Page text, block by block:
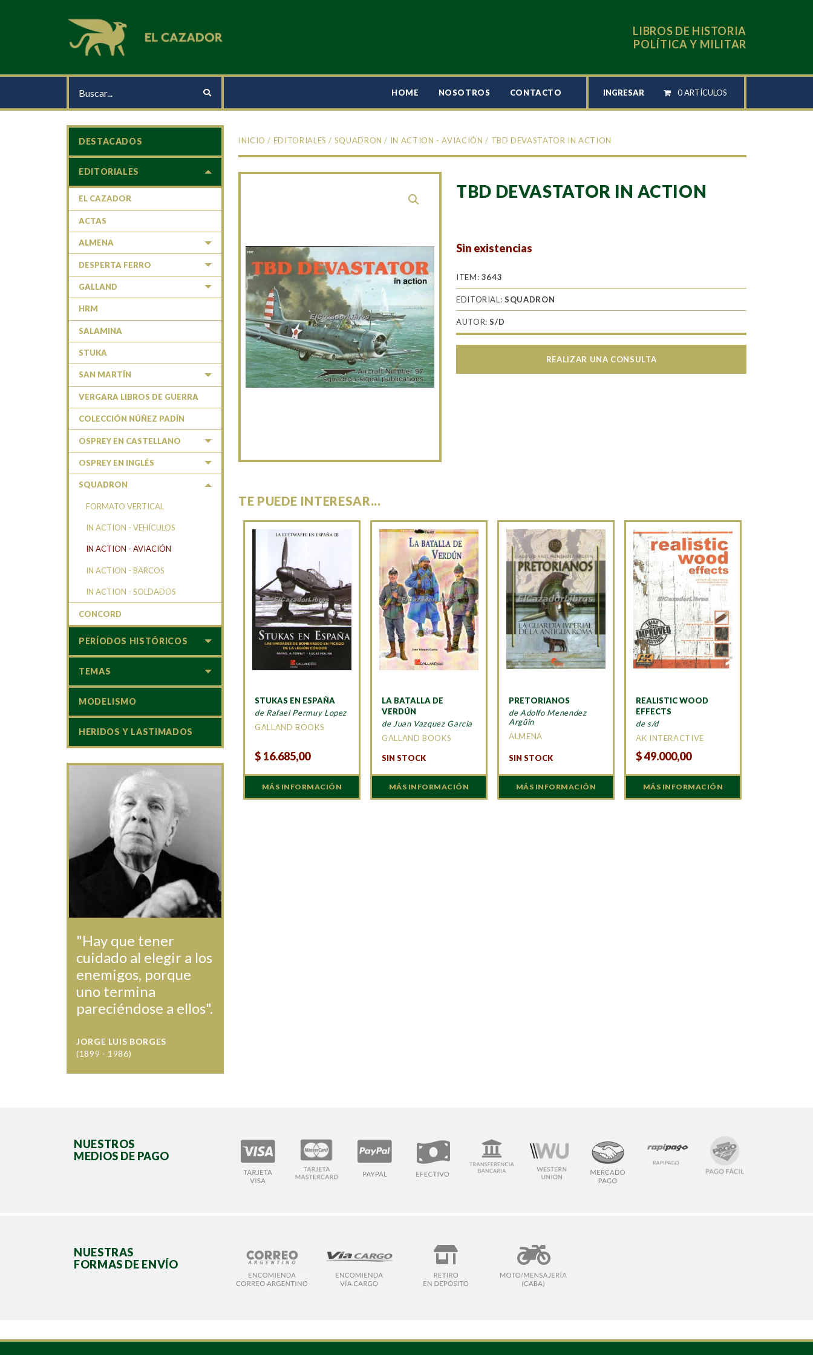
LIBROS DE HISTORIA
POLÍTICA Y MILITAR
HOME NOSOTROS CONTACTO INGRESAR 0 ARTÍCULOS
INICIO / EDITORIALES / SQUADRON / IN ACTION - AVIACIÓN / TBD DEVASTATOR IN ACTION
TBD DEVASTATOR IN ACTION
Sin existencias
ITEM: 3643
EDITORIAL:SQUADRON
AUTOR:S/D
REALIZAR UNA CONSULTA
TE PUEDE INTERESAR...
STUKAS EN ESPAÑA
de Rafael Permuy Lopez
GALLAND BOOKS
$ 16.685,00
MÁS INFORMACIÓN
LA BATALLA DE
VERDÚN
de Juan Vazquez Garcia
GALLAND BOOKS
SIN STOCK
MÁS INFORMACIÓN
PRETORIANOS
de Adolfo Menendez
Argüin
ALMENA
SIN STOCK
MÁS INFORMACIÓN
REALISTIC WOOD
EFFECTS
de s/d
AK INTERACTIVE
$49.000,00
MÁS INFORMACIÓN
DESTACADOS
EDITORIALES
EL CAZADOR
ACTAS
ALMENA
DESPERTA FERRO
GALLAND
HRM
SALAMINA
STUKA
SAN MARTÍN
VERGARA LIBROS DE GUERRA
COLECCIÓN NÚÑEZ PADÍN
OSPREY EN CASTELLANO
OSPREY EN INGLÉS
SQUADRON
FORMATO VERTICAL
IN ACTION - VEHÍCULOS
IN ACTION - AVIACIÓN
IN ACTION - BARCOS
IN ACTION - SOLDADOS
CONCORD
PERÍODOS HISTÓRICOS
TEMAS
MODELISMO
HERIDOS Y LASTIMADOS
"Hay que tener
cuidado al elegir a los
enemigos, porque
uno termina
pareciéndose a ellos".
JORGE LUIS BORGES
(1899 - 1986)
NUESTROS
MEDIOS DE PAGO
NUESTRAS
FORMAS DE ENVÍO